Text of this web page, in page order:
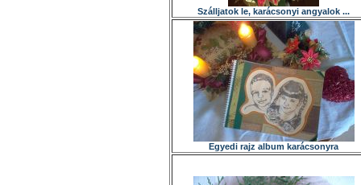
Szálljatok le, karácsonyi angyalok ...
Egyedi rajz album karácsonyra